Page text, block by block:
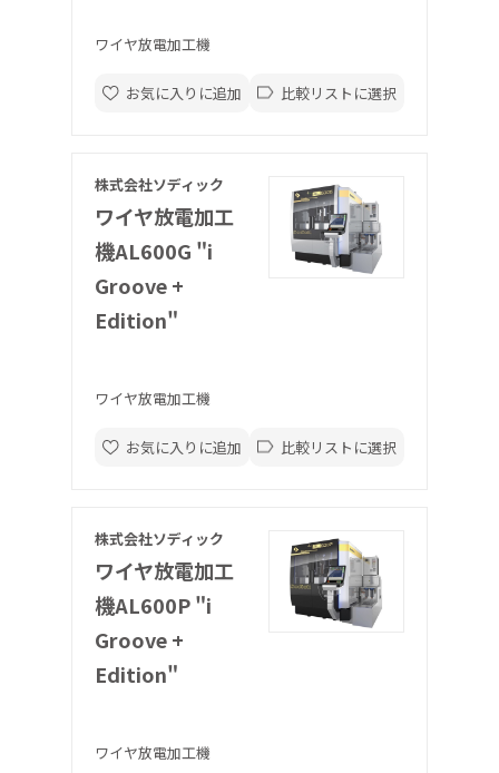
ワイヤ放電加工機
お気に入りに追加 比較リストに選択
株式会社ソディック
ワイヤ放電加工
機AL600G "i
Groove +
Edition"
ワイヤ放電加工機
お気に入りに追加 比較リストに選択
株式会社ソディック
ワイヤ放電加工
機AL600P "i
Groove +
Edition"
ワイヤ放電加工機